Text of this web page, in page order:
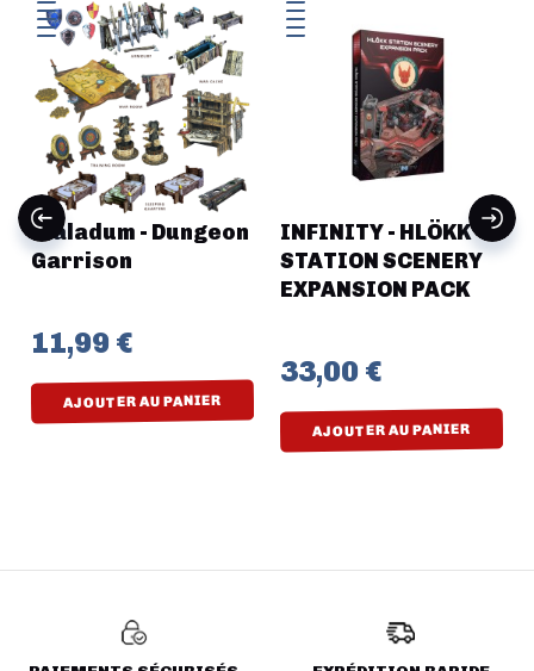
Maladum - Dungeon
Garrison
11,99 €
AJOUTER AU PANIER
INFINITY - HLÖKK
STATION SCENERY
EXPANSION PACK
33,00 €
AJOUTER AU PANIER